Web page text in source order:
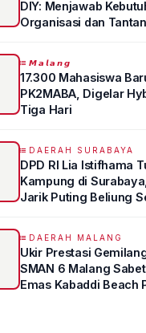
DIY: Menjawab
Organisasi dan
𝙈𝙖𝙡𝙖𝙣𝙜
17.300 Mahasiswa
PK2MABA, Digelar
Tiga Hari
DAERAH SURABAYA
DPD RI Lia Istifhama
Kampung di
Jarik Puting Beliung
DAERAH MALANG
Ukir Prestasi
SMAN 6 Malang
Emas Kabaddi Beach